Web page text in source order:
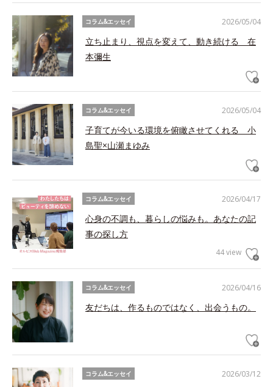
2026/05/04
コラム&エッセイ
立ち止まり、視点を変えて、動き続ける 在
本彌生
2026/05/04
コラム&エッセイ
子育てが今いる環境を俯瞰させてくれる 小
島聖×山瀬まゆみ
2026/04/17
コラム&エッセイ
心身の不調も、暮らしの悩みも。あなたの記
事の探し方
44 view
2026/04/16
コラム&エッセイ
友だちは、作るものではなく、出会うもの。
2026/03/12
コラム&エッセイ